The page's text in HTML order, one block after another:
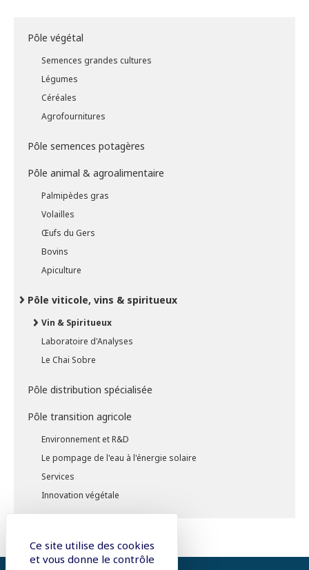
Pôle végétal
Semences grandes cultures
Légumes
Céréales
Agrofournitures
Pôle semences potagères
Pôle animal & agroalimentaire
Palmipèdes gras
Volailles
Œufs du Gers
Bovins
Apiculture
Pôle viticole, vins & spiritueux
Vin & Spiritueux
Laboratoire d'Analyses
Le Chai Sobre
Pôle distribution spécialisée
Pôle transition agricole
Environnement et R&D
Le pompage de l'eau à l'énergie solaire
Services
Innovation végétale
Ce site utilise des cookies
et vous donne le contrôle